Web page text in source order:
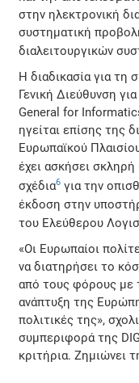
στην ηλεκτρονική
συστηματική
διαλειτουργικών
Η διαδικασία για
Γενική Διεύθυνση
General for
ηγείται επίσης της
Ευρωπαϊκού
έχει ασκήσει σκληρή
σχέδια6 για την
έκδοση στην
του Ελεύθερου
«Οι Ευρωπαίοι
να διατηρήσει το
από τους φόρους με
ανάπτυξη της
πολιτικές της»,
συμπεριφορά της
κριτήρια. Ζημιώνει